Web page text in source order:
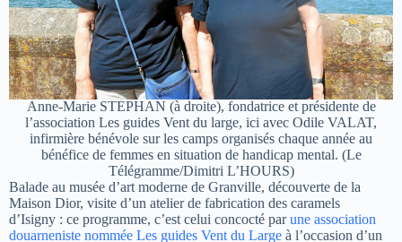
Anne-Marie STEPHAN (à droite), fondatrice et présidente de
l’association Les guides Vent du large, ici avec Odile VALAT,
infirmière bénévole sur les camps organisés chaque année au
bénéfice de femmes en situation de handicap mental. (Le
Télégramme/Dimitri L’HOURS)
Balade au musée d’art moderne de Granville, découverte de la
Maison Dior, visite d’un atelier de fabrication des caramels
d’Isigny : ce programme, c’est celui concocté parune association
douarneniste nommée Les guides Vent du Large à l’occasion d’un